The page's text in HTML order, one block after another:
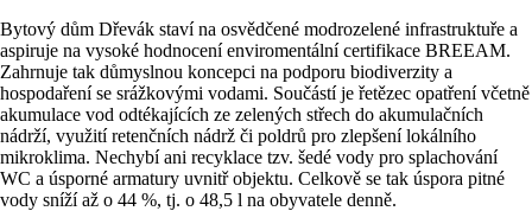
Bytový dům Dřevák staví na osvědčené modrozelené infrastruktuře a
aspiruje na vysoké hodnocení enviromentální certifikace BREEAM.
Zahrnuje tak důmyslnou koncepci na podporu biodiverzity a
hospodaření se srážkovými vodami. Součástí je řetězec opatření včetně
akumulace vod odtékajících ze zelených střech do akumulačních
nádrží, využití retenčních nádrž či poldrů pro zlepšení lokálního
mikroklima. Nechybí ani recyklace tzv. šedé vody pro splachování
WC a úsporné armatury uvnitř objektu. Celkově se tak úspora pitné
vody sníží až o 44 %, tj. o 48,5 l na obyvatele denně.